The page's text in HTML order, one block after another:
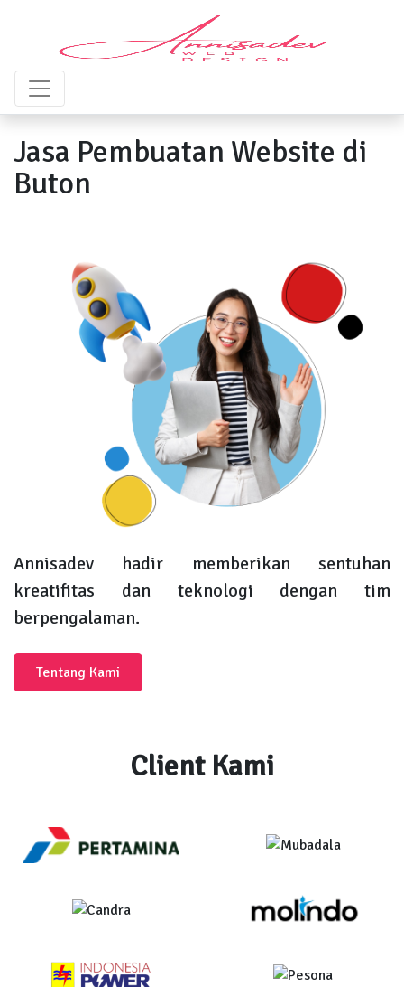
Jasa Pembuatan Website di
Buton
Annisadev hadir memberikan sentuhan
kreatifitas dan teknologi dengan tim
berpengalaman.
Tentang Kami
Client Kami